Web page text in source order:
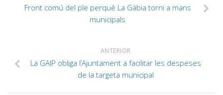
Front comú del ple perquè La Gàbia torni a mans
municipals
ANTERIOR
La GAIP obliga l’Ajuntament a facilitar les despeses
de la targeta municipal